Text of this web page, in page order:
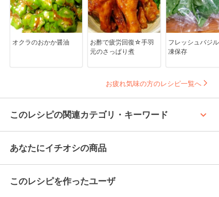
オクラのおかか醤油
お酢で疲労回復☆手羽
元のさっぱり煮
フレッシュバジ
凍保存
お疲れ気味の方のレシピ一覧へ
このレシピの関連カテゴリ・キーワード keyboard_arrow_up
あなたにイチオシの商品
このレシピを作ったユーザ